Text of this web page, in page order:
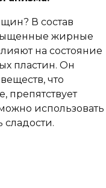
В состав
жирные
на состояние
пластин. Он
что
препятствует
использовать
сладости.